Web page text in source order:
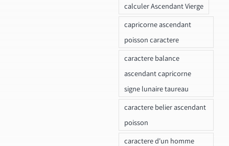
calculer Ascendant Vierge
capricorne ascendant
poisson caractere
caractere balance
ascendant capricorne
signe lunaire taureau
caractere belier ascendant
poisson
caractere d'un homme